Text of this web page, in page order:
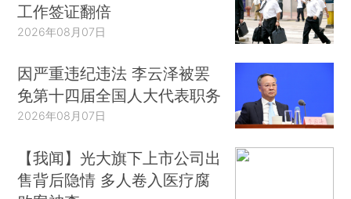
工作签证翻倍
2026年08月07日
因严重违纪违法 李云泽被罢
免第十四届全国人大代表职务
2026年08月07日
【我闻】光大旗下上市公司出
售背后隐情 多人卷入医疗腐